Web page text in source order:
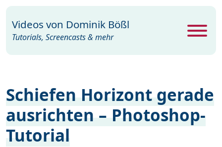
Schiefen Horizont gerade
ausrichten – Photoshop-
Tutorial
Videos von Dominik Bößl
Tutorials, Screencasts & mehr
Excel
Photoshop 104
PowerPoint